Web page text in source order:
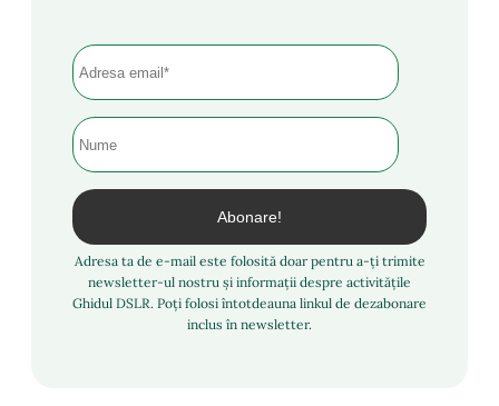
Adresa ta de e-mail este folosită doar pentru a-ți trimite
newsletter-ul nostru și informații despre activitățile
Ghidul DSLR. Poți folosi întotdeauna linkul de dezabonare
inclus în newsletter.